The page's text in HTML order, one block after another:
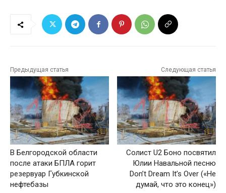
Предыдущая статья
В Белгородской области
после атаки БПЛА горит
резервуар Губкинской
нефтебазы
Следующая статья
Солист U2 Боно посвятил
Юлии Навальной песню
Don’t Dream It’s Over («Не
думай, что это конец»)